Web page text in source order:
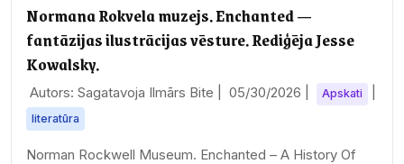
Normana Rokvela muzejs. Enchanted —
fantāzijas ilustrācijas vēsture. Rediģēja Jesse
Kowalsky.
Autors: Sagatavoja Ilmārs Bite | 05/30/2026 Apskati
literatūra
Norman Rockwell Museum. Enchanted – A History Of